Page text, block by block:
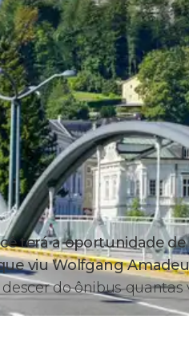
terá a oportunidade
viu Wolfgang
do ônibus quantas